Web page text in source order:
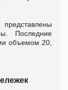
представлены
Последние
объемом 20,